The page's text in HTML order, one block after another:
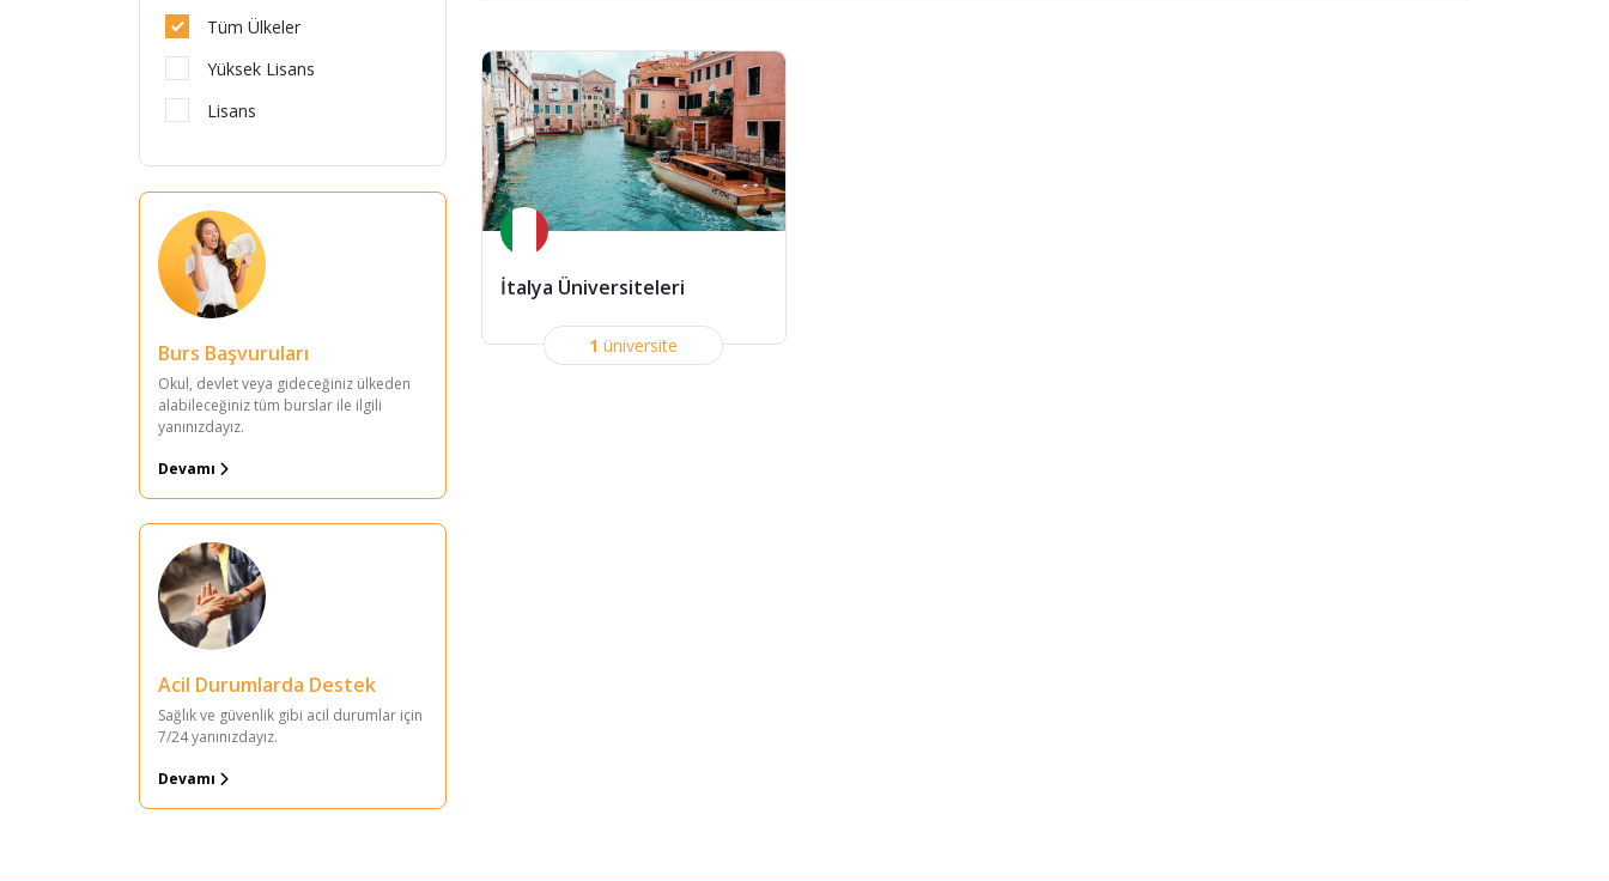
Tüm Ülkeler
Yüksek Lisans
Lisans
Burs Başvuruları
Okul, devlet veya gideceğiniz ülkeden
alabileceğiniz tüm burslar ile ilgili
yanınızdayız.
Devamı
Acil Durumlarda Destek
Sağlık ve güvenlik gibi acil durumlar için
7/24 yanınızdayız.
Devamı
İtalya Üniversiteleri
1 üniversite